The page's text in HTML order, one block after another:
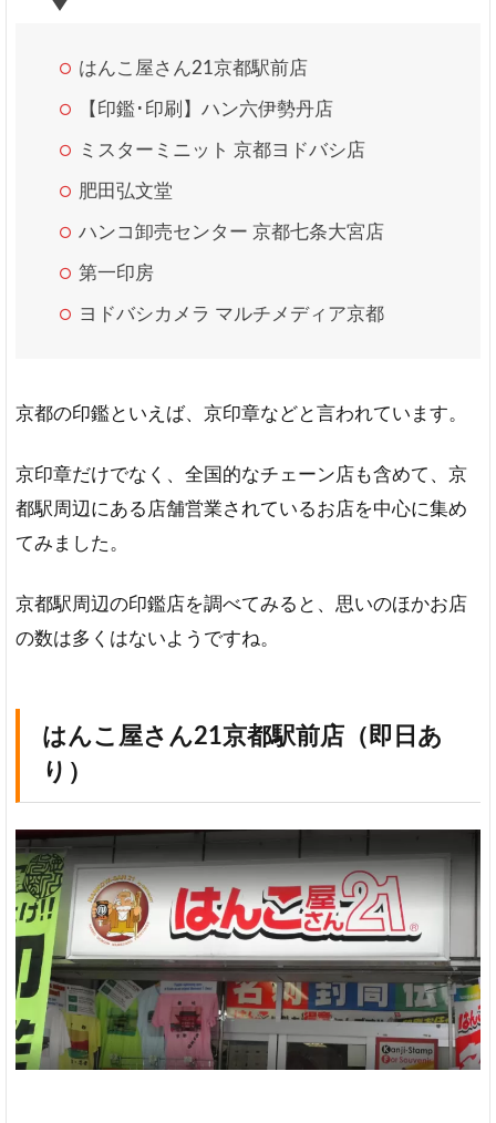
７
つ
を
介
はん
さん
店
コ
卸
タ
ー
京
大
印
刷】
ハン
六伊
勢丹
店
（即
日あ
り）
はんこ屋さん21京都駅前店
【印鑑･印刷】ハン六伊勢丹店
ミスターミニット 京都ヨドバシ店
肥田弘文堂
ハンコ卸売センター 京都七条大宮店
第一印房
ヨドバシカメラ マルチメディア京都
京都の印鑑といえば、京印章などと言われています。
京印章だけでなく、全国的なチェーン店も含めて、京
都駅周辺にある店舗営業されているお店を中心に集め
てみました。
京都駅周辺の印鑑店を調べてみると、思いのほかお店
の数は多くはないようですね。
はんこ屋さん21京都駅前店（即日あ
り）